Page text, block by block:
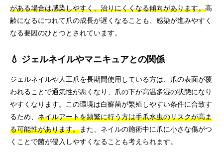
がある場合は感染しやすく、治りにくくなる傾向があります。高
齢になるにつれて爪の成長が遅くなることも、感染が進みやすく
なる要因のひとつとされています。
💧 ジェルネイルやマニキュアとの関係
ジェルネイルや人工爪を長期間使用している方は、爪の表面が覆
われることで通気性が悪くなり、爪の下が高温多湿の状態になり
やすくなります。この環境は白癬菌が繁殖しやすい条件に合致す
るため、 ネイルアートを頻繁に行う方は手爪水虫のリスクが高ま
る可能性があります。また、ネイルの施術中に爪に小さな傷がつ
くことで菌が侵入しやすくなることも考えられます。